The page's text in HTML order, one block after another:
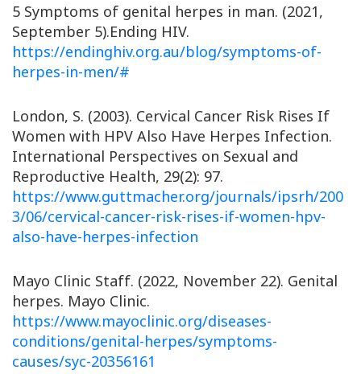
5 Symptoms of genital herpes in man. (2021,
September 5).Ending HIV.
https://endinghiv.org.au/blog/symptoms-of-
herpes-in-men/#
London, S. (2003). Cervical Cancer Risk Rises If
Women with HPV Also Have Herpes Infection.
International Perspectives on Sexual and
Reproductive Health, 29(2): 97.
https://www.guttmacher.org/journals/ipsrh/200
3/06/cervical-cancer-risk-rises-if-women-hpv-
also-have-herpes-infection
Mayo Clinic Staff. (2022, November 22). Genital
herpes. Mayo Clinic.
https://www.mayoclinic.org/diseases-
conditions/genital-herpes/symptoms-
causes/syc-20356161